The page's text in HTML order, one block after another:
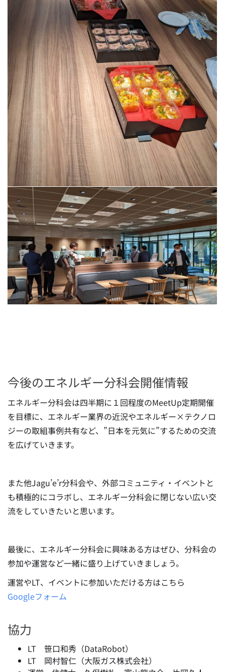
今後のエネルギー分科会開催情報
エネルギー分科会は四半期に１回程度のMeetUp定期開催
を目標に、エネルギー業界の近況やエネルギー×テクノロ
ジーの取組事例共有など、”日本を元気に”するための交流
を広げていきます。
また他Jagu’e’r分科会や、外部コミュニティ・イベントと
も積極的にコラボし、エネルギー分科会に閉じない広い交
流をしていきたいと思います。
最後に、エネルギー分科会に興味ある方はぜひ、分科会の
参加や運営など一緒に盛り上げていきましょう。
運営やLT、イベントに参加いただける方はこちら
Googleフォーム
協力
LT 笹口和秀（DataRobot）
LT 岡村智仁（大阪ガス株式会社）